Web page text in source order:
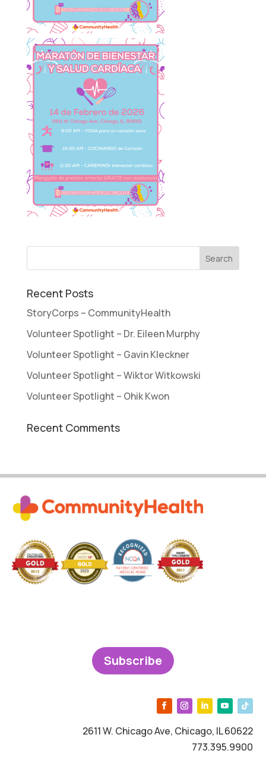
Recent Posts
StoryCorps – CommunityHealth
Volunteer Spotlight – Dr. Eileen Murphy
Volunteer Spotlight – Gavin Kleckner
Volunteer Spotlight – Wiktor Witkowski
Volunteer Spotlight – Ohik Kwon
Recent Comments
Subscribe
2611 W. Chicago Ave, Chicago, IL 60622
773.395.9900